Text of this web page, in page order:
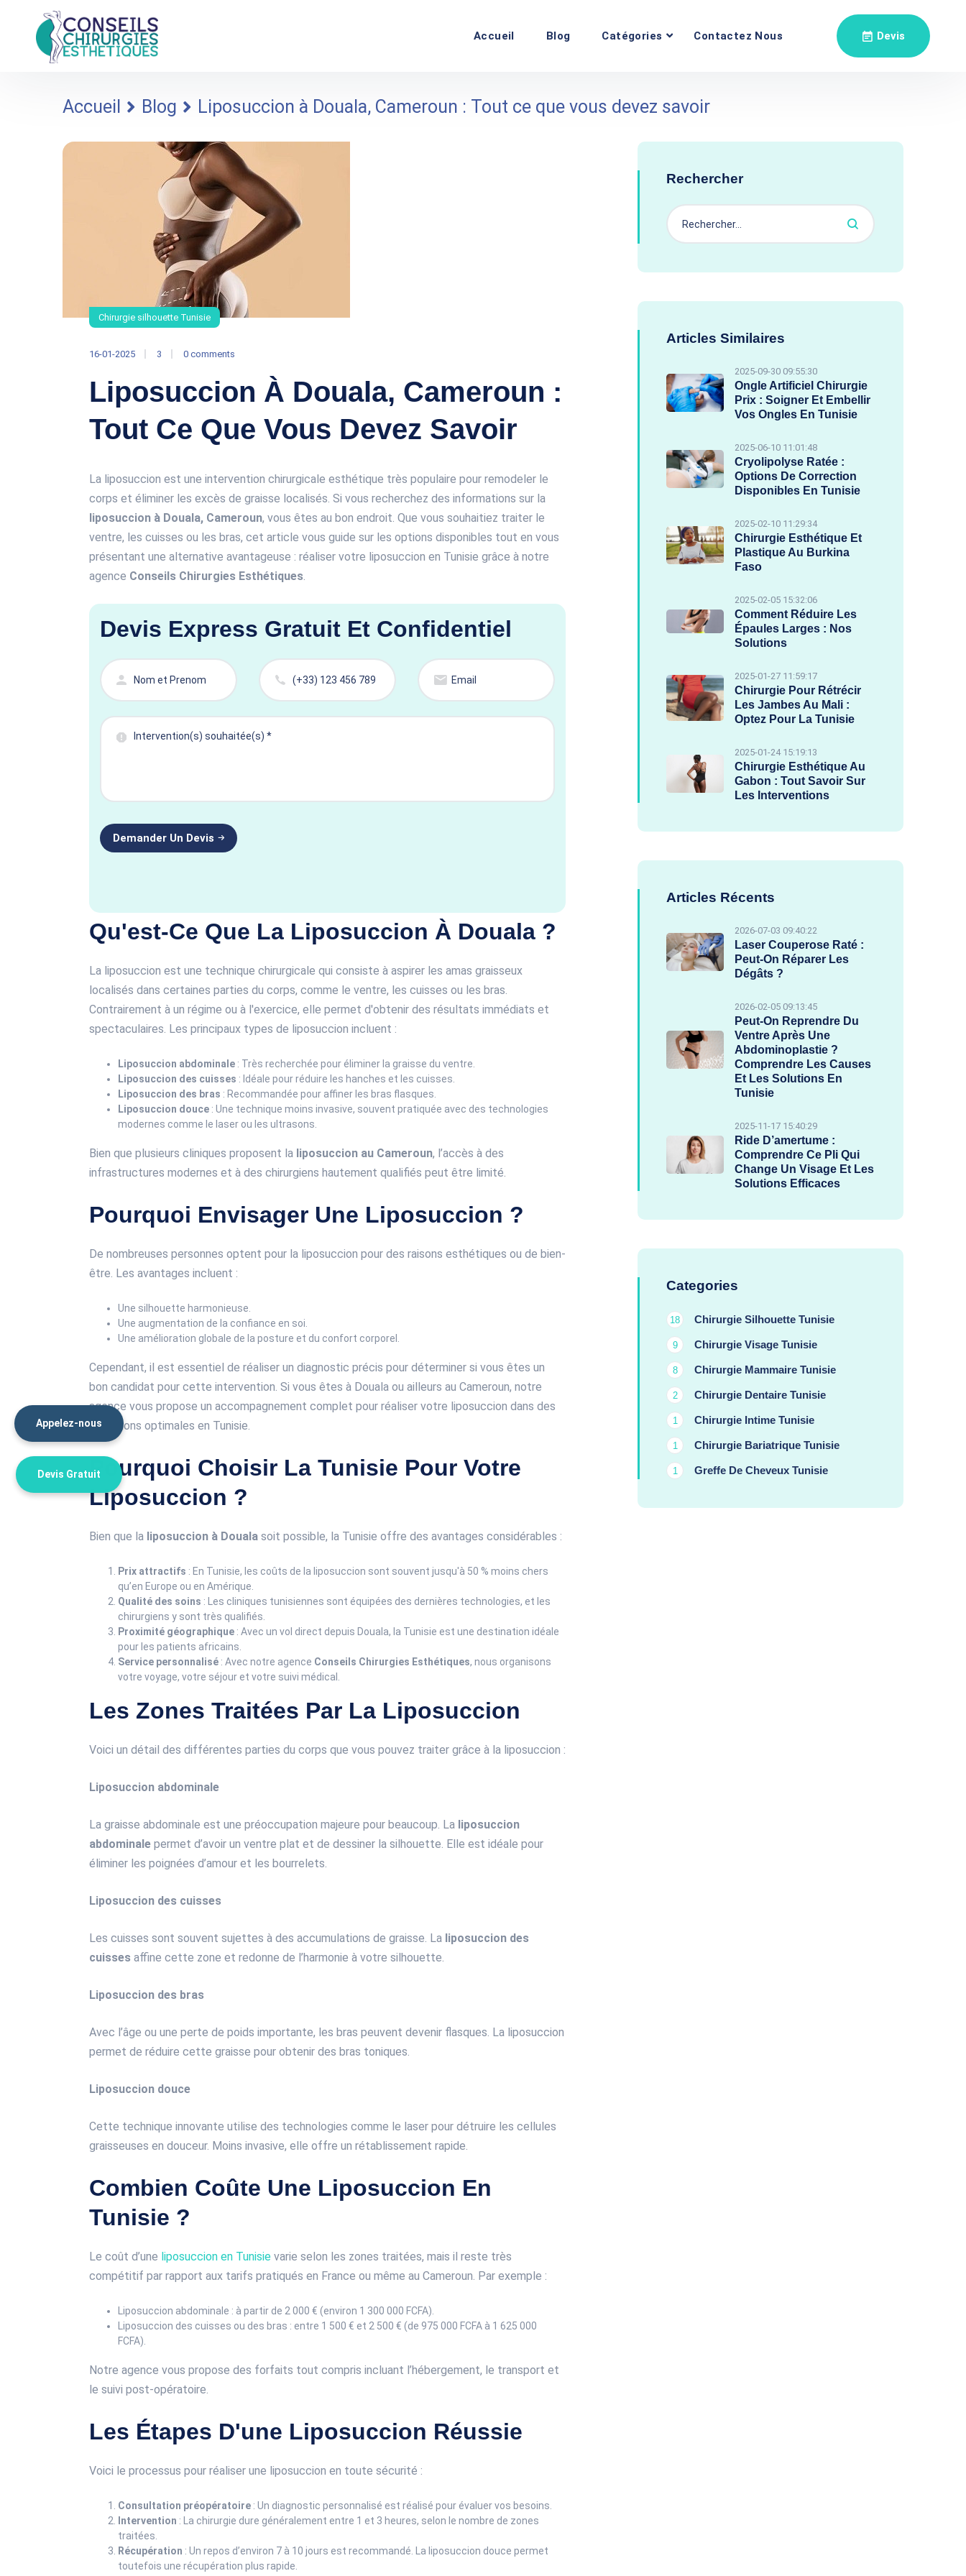
Accueil Blog Catégories Contactez Nous Devis
Appelez-nous
Devis Gratuit
Accueil Blog Liposuccion à Douala, Cameroun : Tout ce que vous devez savoir
Chirurgie silhouette Tunisie
16-01-2025 3 0 comments
Liposuccion À Douala, Cameroun :
Tout Ce Que Vous Devez Savoir
La liposuccion est une intervention chirurgicale esthétique très populaire pour remodeler le
corps et éliminer les excès de graisse localisés. Si vous recherchez des informations sur la
liposuccion à Douala, Cameroun, vous êtes au bon endroit. Que vous souhaitiez traiter le
ventre, les cuisses ou les bras, cet article vous guide sur les options disponibles tout en vous
présentant une alternative avantageuse : réaliser votre liposuccion en Tunisie grâce à notre
agence Conseils Chirurgies Esthétiques.
Qu'est-Ce Que La Liposuccion À Douala ?
La liposuccion est une technique chirurgicale qui consiste à aspirer les amas graisseux
localisés dans certaines parties du corps, comme le ventre, les cuisses ou les bras.
Contrairement à un régime ou à l'exercice, elle permet d'obtenir des résultats immédiats et
spectaculaires. Les principaux types de liposuccion incluent :
Liposuccion abdominale : Très recherchée pour éliminer la graisse du ventre.
Liposuccion des cuisses : Idéale pour réduire les hanches et les cuisses.
Liposuccion des bras : Recommandée pour affiner les bras flasques.
Liposuccion douce : Une technique moins invasive, souvent pratiquée avec des technologies
modernes comme le laser ou les ultrasons.
Bien que plusieurs cliniques proposent la liposuccion au Cameroun, l’accès à des
infrastructures modernes et à des chirurgiens hautement qualifiés peut être limité.
Pourquoi Envisager Une Liposuccion ?
De nombreuses personnes optent pour la liposuccion pour des raisons esthétiques ou de bien-
être. Les avantages incluent :
Une silhouette harmonieuse.
Une augmentation de la confiance en soi.
Une amélioration globale de la posture et du confort corporel.
Cependant, il est essentiel de réaliser un diagnostic précis pour déterminer si vous êtes un
bon candidat pour cette intervention. Si vous êtes à Douala ou ailleurs au Cameroun, notre
agence vous propose un accompagnement complet pour réaliser votre liposuccion dans des
conditions optimales en Tunisie.
Pourquoi Choisir La Tunisie Pour Votre
Liposuccion ?
Bien que la liposuccion à Douala soit possible, la Tunisie offre des avantages considérables :
Prix attractifs : En Tunisie, les coûts de la liposuccion sont souvent jusqu'à 50 % moins chers
qu’en Europe ou en Amérique.
Qualité des soins : Les cliniques tunisiennes sont équipées des dernières technologies, et les
chirurgiens y sont très qualifiés.
Proximité géographique : Avec un vol direct depuis Douala, la Tunisie est une destination idéale
pour les patients africains.
Service personnalisé : Avec notre agence Conseils Chirurgies Esthétiques, nous organisons
votre voyage, votre séjour et votre suivi médical.
Les Zones Traitées Par La Liposuccion
Voici un détail des différentes parties du corps que vous pouvez traiter grâce à la liposuccion :
Liposuccion abdominale
La graisse abdominale est une préoccupation majeure pour beaucoup. La liposuccion
abdominale permet d’avoir un ventre plat et de dessiner la silhouette. Elle est idéale pour
éliminer les poignées d’amour et les bourrelets.
Liposuccion des cuisses
Les cuisses sont souvent sujettes à des accumulations de graisse. La liposuccion des
cuisses affine cette zone et redonne de l’harmonie à votre silhouette.
Liposuccion des bras
Avec l’âge ou une perte de poids importante, les bras peuvent devenir flasques. La liposuccion
permet de réduire cette graisse pour obtenir des bras toniques.
Liposuccion douce
Cette technique innovante utilise des technologies comme le laser pour détruire les cellules
graisseuses en douceur. Moins invasive, elle offre un rétablissement rapide.
Combien Coûte Une Liposuccion En
Tunisie ?
Le coût d’une liposuccion en Tunisie varie selon les zones traitées, mais il reste très
compétitif par rapport aux tarifs pratiqués en France ou même au Cameroun. Par exemple :
Liposuccion abdominale : à partir de 2 000 € (environ 1 300 000 FCFA).
Liposuccion des cuisses ou des bras : entre 1 500 € et 2 500 € (de 975 000 FCFA à 1 625 000
FCFA).
Notre agence vous propose des forfaits tout compris incluant l’hébergement, le transport et
le suivi post-opératoire.
Les Étapes D'une Liposuccion Réussie
Voici le processus pour réaliser une liposuccion en toute sécurité :
Consultation préopératoire : Un diagnostic personnalisé est réalisé pour évaluer vos besoins.
Intervention : La chirurgie dure généralement entre 1 et 3 heures, selon le nombre de zones
traitées.
Récupération : Un repos d’environ 7 à 10 jours est recommandé. La liposuccion douce permet
toutefois une récupération plus rapide.
Rechercher
Articles Similaires
2025-09-30 09:55:30
Ongle Artificiel Chirurgie
Prix : Soigner Et Embellir
Vos Ongles En Tunisie
2025-06-10 11:01:48
Cryolipolyse Ratée :
Options De Correction
Disponibles En Tunisie
2025-02-10 11:29:34
Chirurgie Esthétique Et
Plastique Au Burkina
Faso
2025-02-05 15:32:06
Comment Réduire Les
Épaules Larges : Nos
Solutions
2025-01-27 11:59:17
Chirurgie Pour Rétrécir
Les Jambes Au Mali :
Optez Pour La Tunisie
2025-01-24 15:19:13
Chirurgie Esthétique Au
Gabon : Tout Savoir Sur
Les Interventions
Articles Récents
2026-07-03 09:40:22
Laser Couperose Raté :
Peut-On Réparer Les
Dégâts ?
2026-02-05 09:13:45
Peut-On Reprendre Du
Ventre Après Une
Abdominoplastie ?
Comprendre Les Causes
Et Les Solutions En
Tunisie
2025-11-17 15:40:29
Ride D’amertume :
Comprendre Ce Pli Qui
Change Un Visage Et Les
Solutions Efficaces
Categories
18 Chirurgie Silhouette Tunisie
9 Chirurgie Visage Tunisie
8 Chirurgie Mammaire Tunisie
2 Chirurgie Dentaire Tunisie
1 Chirurgie Intime Tunisie
1 Chirurgie Bariatrique Tunisie
1 Greffe De Cheveux Tunisie